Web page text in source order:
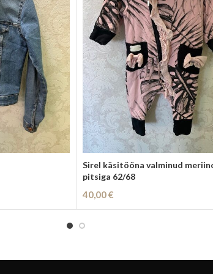
Sirel käsitööna valminud
pitsiga 62/68
40,00€